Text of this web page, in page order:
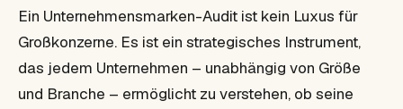
Ein Unternehmensmarken-Audit ist kein Luxus für
Großkonzerne. Es ist ein strategisches Instrument,
das jedem Unternehmen – unabhängig von Größe
und Branche – ermöglicht zu verstehen, ob seine